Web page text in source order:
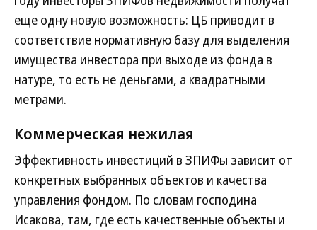
еще одну новую возможность: ЦБ приводит в
соответствие нормативную базу для выделения
имущества инвестора при выходе из фонда в
натуре, то есть не деньгами, а квадратными
метрами.
Коммерческая нежилая
Эффективность инвестиций в ЗПИФы зависит от
конкретных выбранных объектов и качества
управления фондом. По словам господина
Исакова, там, где есть качественные объекты и